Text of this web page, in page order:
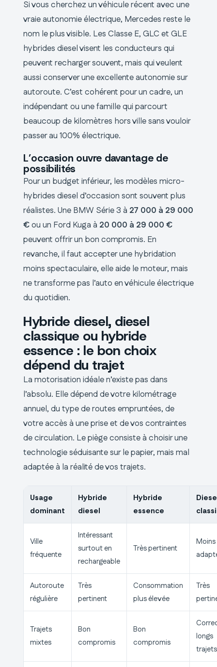
Si vous cherchez un véhicule récent avec une
vraie autonomie électrique, Mercedes reste le
nom le plus visible. Les Classe E, GLC et GLE
hybrides diesel visent les conducteurs qui
peuvent recharger souvent, mais qui veulent
aussi conserver une excellente autonomie sur
autoroute. C’est cohérent pour un cadre, un
indépendant ou une famille qui parcourt
beaucoup de kilomètres hors ville sans vouloir
passer au 100% électrique.
L’occasion ouvre davantage de
possibilités
Pour un budget inférieur, les modèles micro-
hybrides diesel d’occasion sont souvent plus
réalistes. Une BMW Série 3 à 27 000 à 29 000
€ou un Ford Kuga à 20 000 à 29 000 €
peuvent offrir un bon compromis. En
revanche, il faut accepter une hybridation
moins spectaculaire, elle aide le moteur, mais
ne transforme pas l’auto en véhicule électrique
du quotidien.
Hybride diesel, diesel
classique ou hybride
essence : le bon choix
dépend du trajet
La motorisation idéale n’existe pas dans
l’absolu. Elle dépend de votre kilométrage
annuel, du type de routes empruntées, de
votre accès à une prise et de vos contraintes
de circulation. Le piège consiste à choisir une
technologie séduisante sur le papier, mais mal
adaptée à la réalité de vos trajets.
Usage
dominant
Hybride
diesel
Hybride
essence
Ville
fréquente
Intéressant
surtout en
rechargeable
Très pertinent
Moins
Autoroute
régulière
Très
pertinent
Consommation
plus élevée
Très
Trajets
mixtes
Bon
compromis
Bon
compromis
longs
trajets